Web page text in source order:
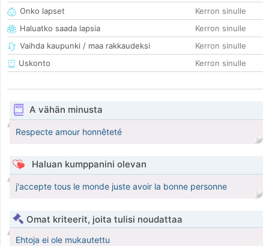
Onko lapset
Kerron sinulle
Haluatko saada lapsia
Kerron sinulle
Vaihda kaupunki / maa rakkaudeksi
Kerron sinulle
Uskonto
Kerron sinulle
A vähän minusta
Respecte amour honnêteté
Haluan kumppanini olevan
j'accepte tous le monde juste avoir la bonne personne
Omat kriteerit, joita tulisi noudattaa
Ehtoja ei ole mukautettu